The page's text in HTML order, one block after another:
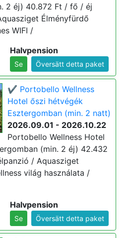
2 éj) 40.872 Ft / fő / éj
Élményfürdő
WIFI /
Halvpension
Se Översätt detta paket
✔️ Portobello Wellness
Hotel őszi hétvégék
Esztergomban (min. 2 natt)
2026.09.01 - 2026.10.22
Portobello Wellness Hotel
(min. 2 éj) 42.432
/ Aquasziget
világ használata /
Halvpension
Se Översätt detta paket